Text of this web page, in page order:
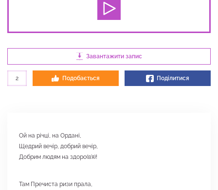
Завантажити запис
2 Подобається Поділитися
Ой на річці, на Ордані,
Щедрий вечір, добрий вечір,
Добрим людям на здоро(в'я)!
Там Пречиста ризи прала,